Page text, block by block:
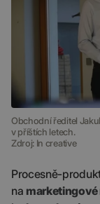
Obchodní ředitel
v příštích letech.
Zdroj: In creative
Procesně-
na marketingové